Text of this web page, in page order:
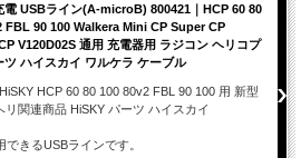
電 USBライン(A-microB) 800421｜HCP 60 80
FBL 90 100 Walkera Mini CP Super CP
V120D02S 通用 充電器用 ラジコン ヘリコプ
ツ ハイスカイ ワルケラ ケーブル
HCP 60 80 100 80v2 FBL 90 100 用 新型
関連商品 HiSKY パーツ ハイスカイ
きるUSBラインです。